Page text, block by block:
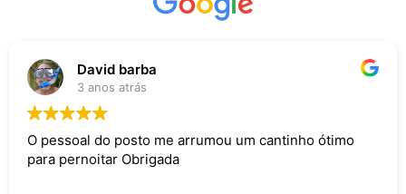
David barba
3 anos atrás
O pessoal do posto me arrumou um cantinho ótimo
para pernoitar Obrigada